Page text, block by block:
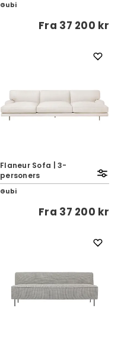
Gubi
Fra 37 200 kr
Flaneur Sofa | 3-
personers
Gubi
Fra 37 200 kr